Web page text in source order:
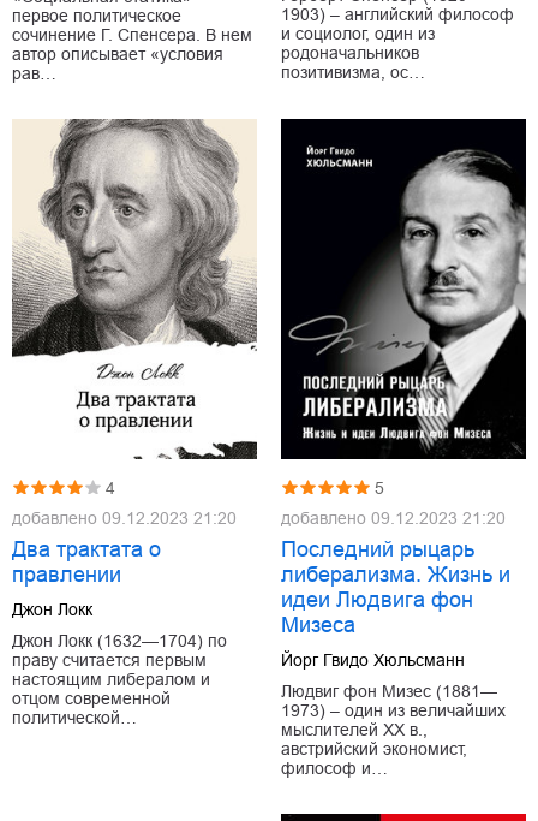
первое политическое
сочинение Г. Спенсера. В нем
автор описывает «условия
рав…
1903) – английский философ
и социолог, один из
родоначальников
позитивизма, ос…
4
добавлено 09.12.2023 21:20
Два трактата о
правлении
Джон Локк
Джон Локк (1632—1704) по
праву считается первым
настоящим либералом и
отцом современной
политической…
5
добавлено 09.12.2023 21:20
Последний рыцарь
либерализма. Жизнь и
идеи Людвига фон
Мизеса
Йорг Гвидо Хюльсманн
Людвиг фон Мизес (1881—
1973) – один из величайших
мыслителей ХХ в.,
австрийский экономист,
философ и…